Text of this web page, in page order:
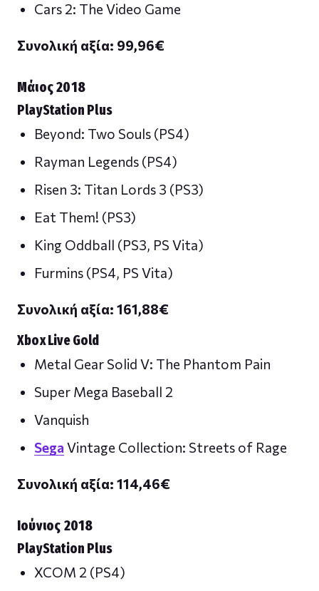
Cars 2: The Video Game
Συνολική αξία: 99,96€
Μάιος 2018
PlayStation Plus
Beyond: Two Souls (PS4)
Rayman Legends (PS4)
Risen 3: Titan Lords 3 (PS3)
Eat Them! (PS3)
King Oddball (PS3, PS Vita)
Furmins (PS4, PS Vita)
Συνολική αξία: 161,88€
Xbox Live Gold
Metal Gear Solid V: The Phantom Pain
Super Mega Baseball 2
Vanquish
Sega Vintage Collection: Streets of Rage
Συνολική αξία: 114,46€
Ιούνιος 2018
PlayStation Plus
XCOM 2 (PS4)